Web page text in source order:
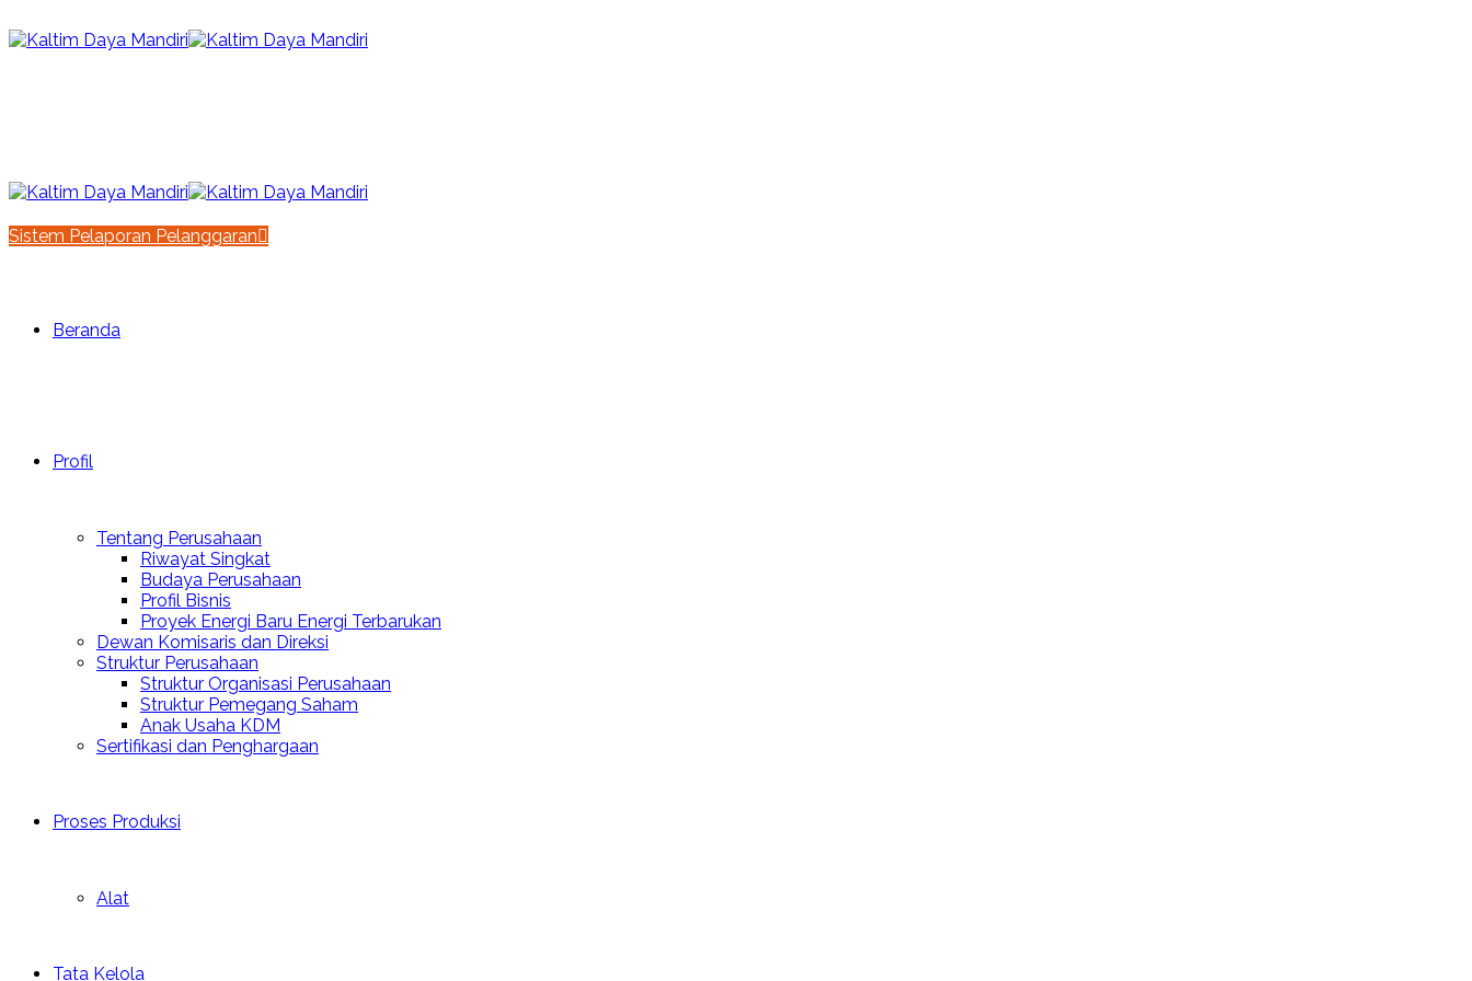
Sistem Pelaporan Pelanggaran
Beranda
Profil
Tentang Perusahaan
Riwayat Singkat
Budaya Perusahaan
Profil Bisnis
Proyek Energi Baru Energi Terbarukan
Dewan Komisaris dan Direksi
Struktur Perusahaan
Struktur Organisasi Perusahaan
Struktur Pemegang Saham
Anak Usaha KDM
Sertifikasi dan Penghargaan
Proses Produksi
Alat
Tata Kelola